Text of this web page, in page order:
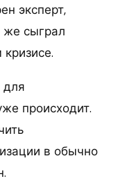
эксперт,
же сыграл
для
происходит.
в обычно